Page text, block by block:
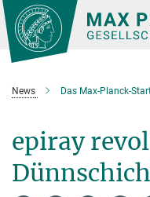
Hauptinhalt
News Das Max-Planck-Start-
epiray